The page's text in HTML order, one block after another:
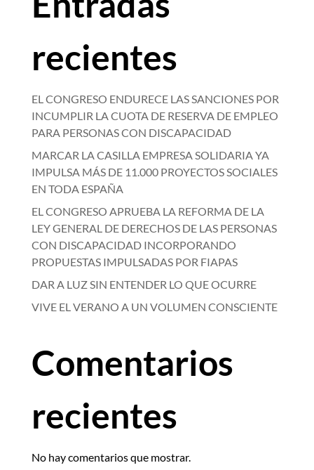
recientes
EL CONGRESO ENDURECE LAS SANCIONES POR
INCUMPLIR LA CUOTA DE RESERVA DE EMPLEO
PARA PERSONAS CON DISCAPACIDAD
MARCAR LA CASILLA EMPRESA SOLIDARIA YA
IMPULSA MÁS DE 11.000 PROYECTOS SOCIALES
EN TODA ESPAÑA
EL CONGRESO APRUEBA LA REFORMA DE LA
LEY GENERAL DE DERECHOS DE LAS PERSONAS
CON DISCAPACIDAD INCORPORANDO
PROPUESTAS IMPULSADAS POR FIAPAS
DAR A LUZ SIN ENTENDER LO QUE OCURRE
VIVE EL VERANO A UN VOLUMEN CONSCIENTE
Comentarios
recientes
No hay comentarios que mostrar.